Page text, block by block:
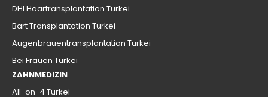
DHI Haartransplantation Turkei
Bart Transplantation Turkei
Augenbrauentransplantation Turkei
Bei Frauen Turkei
ZAHNMEDIZIN
All-on-4 Turkei